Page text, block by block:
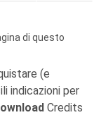
di questo
(e
indicazioni per
Credits